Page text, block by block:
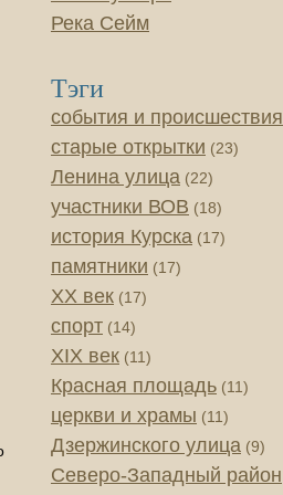
Река Сейм
Тэги
события и происшествия
старые открытки (23)
Ленина улица (22)
участники ВОВ (18)
история Курска (17)
памятники (17)
XX век (17)
спорт (14)
XIX век (11)
Красная площадь (11)
церкви и храмы (11)
Дзержинского улица (9)
Северо-Западный район